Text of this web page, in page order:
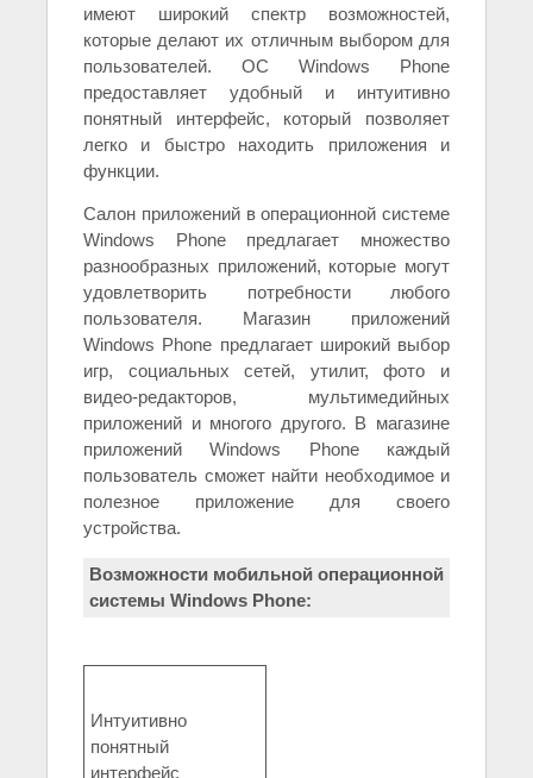
имеют широкий спектр возможностей,
которые делают их отличным выбором для
пользователей. ОС Windows Phone
предоставляет удобный и интуитивно
понятный интерфейс, который позволяет
легко и быстро находить приложения и
функции.
Салон приложений в операционной системе
Windows Phone предлагает множество
разнообразных приложений, которые могут
удовлетворить потребности любого
пользователя. Магазин приложений
Windows Phone предлагает широкий выбор
игр, социальных сетей, утилит, фото и
видео-редакторов, мультимедийных
приложений и многого другого. В магазине
приложений Windows Phone каждый
пользователь сможет найти необходимое и
полезное приложение для своего
устройства.
Возможности мобильной операционной
системы Windows Phone:
Интуитивно
понятный
интерфейс